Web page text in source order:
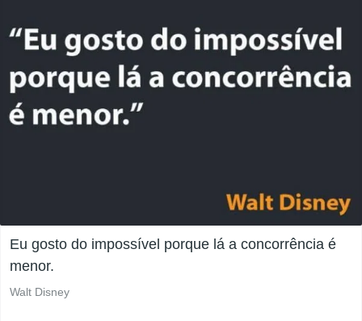
Eu gosto do impossível porque lá a concorrência é
menor.
Walt Disney